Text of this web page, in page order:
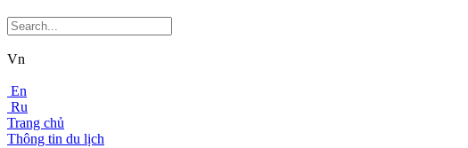
Vn
En
Ru
Trang chủ
Thông tin du lịch